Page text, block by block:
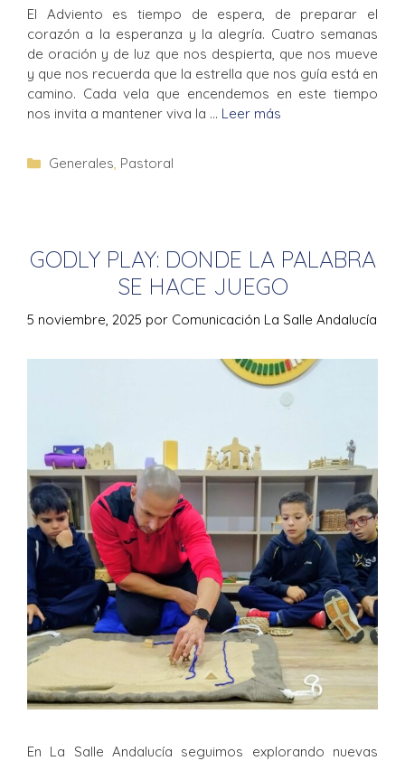
El Adviento es tiempo de espera, de preparar el
corazón a la esperanza y la alegría. Cuatro semanas
de oración y de luz que nos despierta, que nos mueve
y que nos recuerda que la estrella que nos guía está en
camino. Cada vela que encendemos en este tiempo
nos invita a mantener viva la … Leer más
Generales, Pastoral
GODLY PLAY: DONDE LA PALABRA
SE HACE JUEGO
5 noviembre, 2025 por Comunicación La Salle Andalucía
En La Salle Andalucía seguimos explorando nuevas